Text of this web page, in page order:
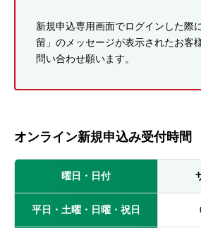
新規申込専用画面でログインした際
留」のメッセージが表示されたお客
問い合わせ願います。
オンライン新規申込み受付時間
曜日・日付
平日・土曜・日曜・祝日